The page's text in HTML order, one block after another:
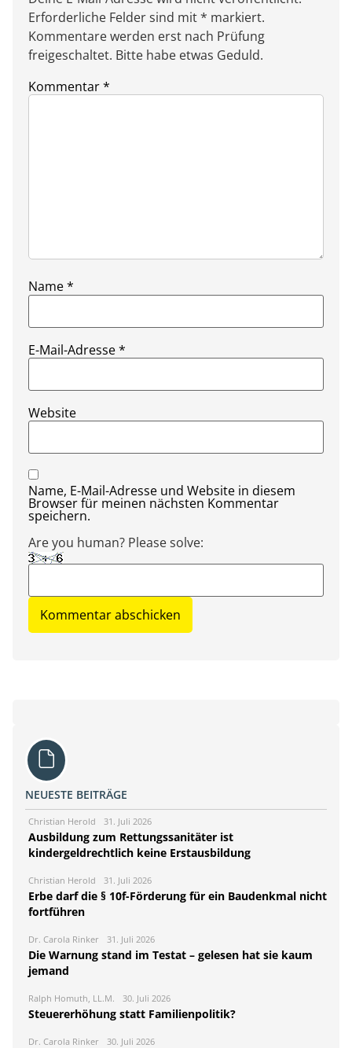
Erforderliche Felder sind mit * markiert.
Kommentare werden erst nach Prüfung
freigeschaltet. Bitte habe etwas Geduld.
Kommentar*
Name*
E-Mail-Adresse*
Website
Name, E-Mail-Adresse und Website in diesem
Browser für meinen nächsten Kommentar
speichern.
Are you human? Please solve:
NEUESTE BEITRÄGE
Christian Herold 31. Juli 2026
Ausbildung zum Rettungssanitäter ist
kindergeldrechtlich keine Erstausbildung
Christian Herold 31. Juli 2026
Erbe darf die § 10f-Förderung für ein Baudenkmal nicht
fortführen
Dr. Carola Rinker 31. Juli 2026
Die Warnung stand im Testat – gelesen hat sie kaum
jemand
Ralph Homuth, LL.M. 30. Juli 2026
Steuererhöhung statt Familienpolitik?
Dr. Carola Rinker 30. Juli 2026